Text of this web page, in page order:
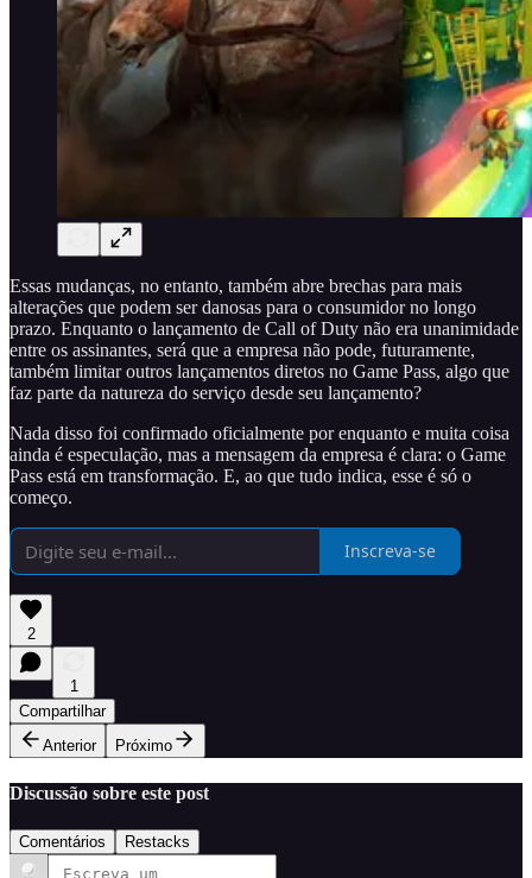
Essas mudanças, no entanto, também abre brechas para mais
alterações que podem ser danosas para o consumidor no longo
prazo. Enquanto o lançamento de Call of Duty não era unanimidade
entre os assinantes, será que a empresa não pode, futuramente,
também limitar outros lançamentos diretos no Game Pass, algo que
faz parte da natureza do serviço desde seu lançamento?
Nada disso foi confirmado oficialmente por enquanto e muita coisa
ainda é especulação, mas a mensagem da empresa é clara: o Game
Pass está em transformação. E, ao que tudo indica, esse é só o
começo.
Inscreva-se
2
1
Compartilhar
Anterior
Próximo
Discussão sobre este post
Comentários Restacks